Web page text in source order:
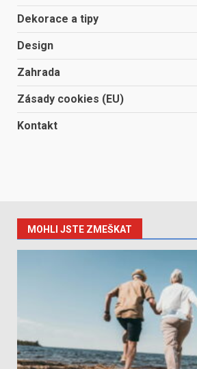
Dekorace a tipy
Design
Zahrada
Zásady cookies (EU)
Kontakt
MOHLI JSTE ZMEŠKAT